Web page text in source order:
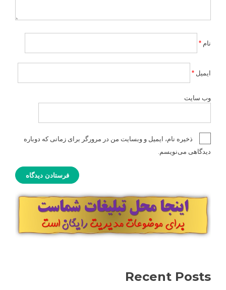
نام *
ایمیل *
وب‌ سایت
ذخیره نام، ایمیل و وبسایت من در مرورگر برای زمانی که دوباره
دیدگاهی می‌نویسم.
Recent Posts